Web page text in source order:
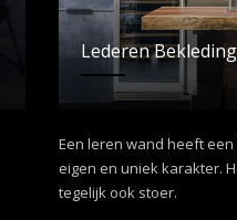
Lederen Bekleding
Een leren wand heeft
eigen en uniek karakter.
tegelijk ook stoer.